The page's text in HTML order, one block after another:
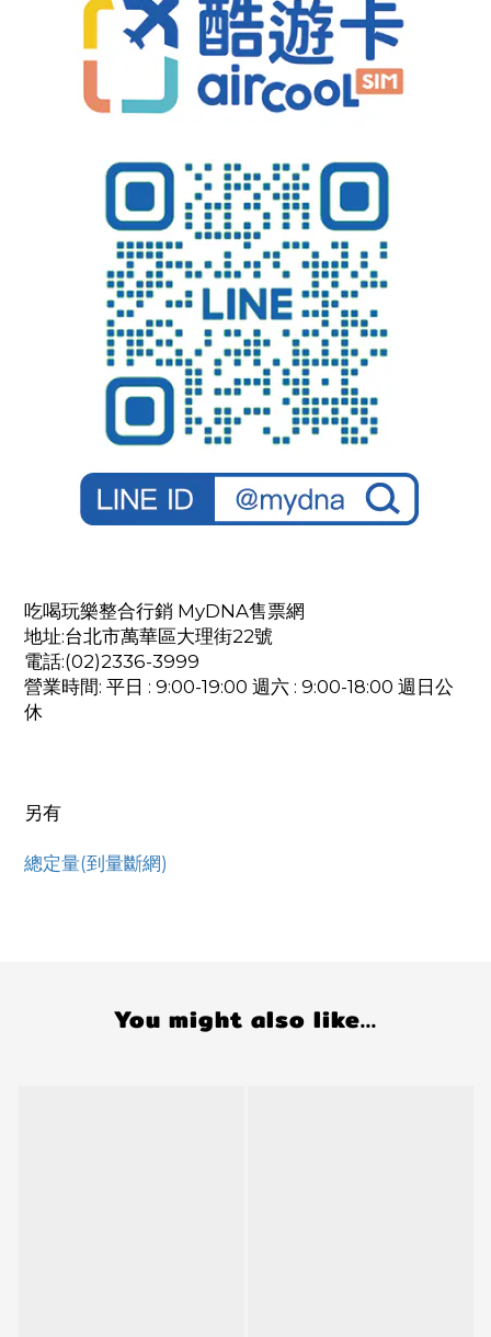
吃喝玩樂整合行銷 MyDNA售票網
地址:台北市萬華區大理街22號
電話:(02)2336-3999
營業時間: 平日 : 9:00-19:00 週六 : 9:00-18:00 週日公
休
另有
總定量(到量斷網)
You might also like...